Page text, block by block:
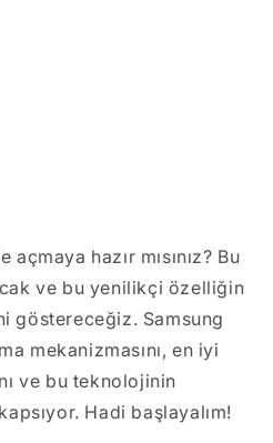
hazır mısınız? Bu
ve bu yenilikçi özelliğin
göstereceğiz. Samsung
mekanizmasını, en iyi
ve bu teknolojinin
Hadi başlayalım!